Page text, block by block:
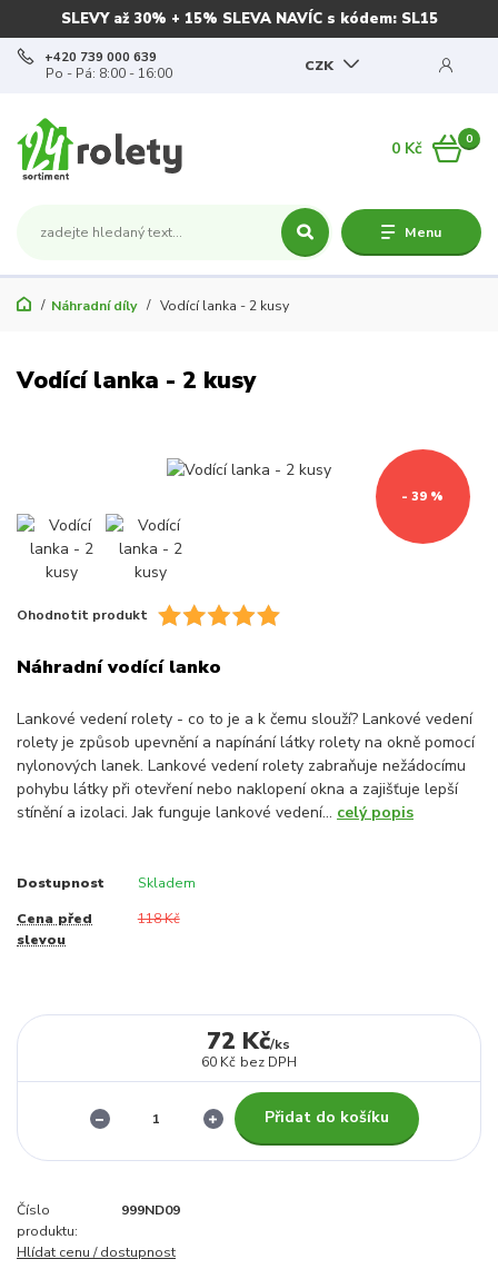
SLEVY až 30% + 15% SLEVA NAVÍC s kódem: SL15
Menu
CZK
+420 739 000 639
Po - Pá: 8:00 - 16:00
0
0 Kč
Náhradní díly Vodící lanka - 2 kusy
Vodící lanka - 2 kusy
- 39 %
Ohodnotit produkt
Náhradní vodící lanko
Lankové vedení rolety - co to je a k čemu slouží? Lankové vedení
rolety je způsob upevnění a napínání látky rolety na okně pomocí
nylonových lanek. Lankové vedení rolety zabraňuje nežádocímu
pohybu látky při otevření nebo naklopení okna a zajišťuje lepší
stínění a izolaci. Jak funguje lankové vedení... celý popis
Dostupnost Skladem
Cena před
slevou
118 Kč
72 Kč/ks
60 Kč bez DPH
Přidat do košíku
Číslo
produktu:
999ND09
Hlídat cenu / dostupnost